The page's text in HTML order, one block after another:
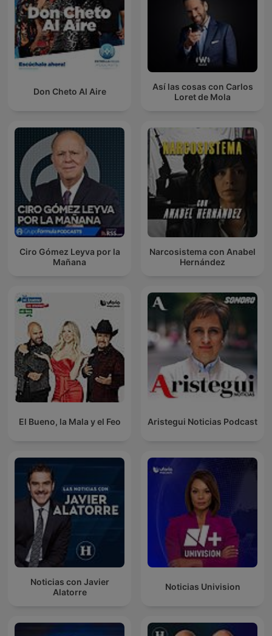
Don Cheto Al Aire
Así las cosas con Carlos
Loret de Mola
Ciro Gómez Leyva por la
Mañana
Narcosistema con Anabel
Hernández
El Bueno, la Mala y el Feo Aristegui Noticias Podcast
Noticias con Javier
Alatorre
Noticias Univision